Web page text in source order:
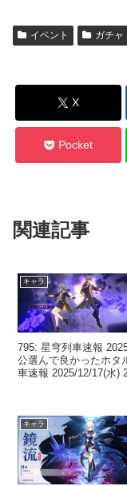
イベント ガチャ
X
Pocket
関連記事
キャラ
795: 星穹列車速報
公選んで良かったホタ
車速報 2025/12/17(水)
キャラ